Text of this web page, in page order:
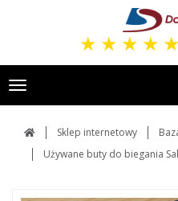
★ ★ ★ ★ ★
Toggle
navigation
Sklep internetowy
Używane buty do biegania